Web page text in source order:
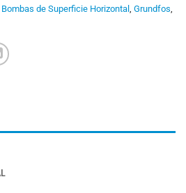
Bombas de Superficie Horizontal , Grundfos,